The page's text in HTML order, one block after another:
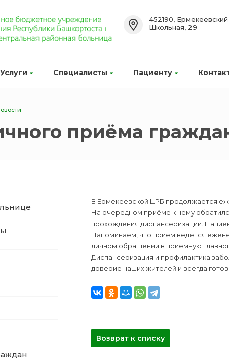
Услуги Специалисты Пациенту
452190,
Школьная, 29
приёма
В Ермекеевской ЦРБ продолжается
На очередном приёме к нему
прохождения диспансеризации.
Напоминаем, что приём ведётся
личном обращении в приёмную
Диспансеризация и профилактика
доверие наших жителей и всегда
Возврат к списку